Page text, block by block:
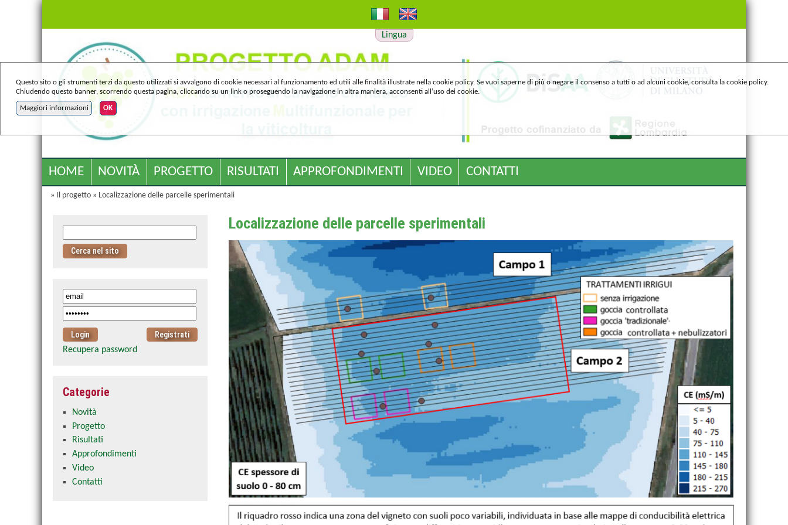
Lingua
HOME NOVITÀ PROGETTO RISULTATI APPROFONDIMENTI VIDEO CONTATTI
» Il progetto » Localizzazione delle parcelle sperimentali
Localizzazione delle parcelle sperimentali
Recupera password
Categorie
Novità
Progetto
Risultati
Approfondimenti
Video
Contatti
Questo sito o gli strumenti terzi da questo utilizzati si avvalgono di cookie necessari al funzionamento ed utili alle finalità illustrate nella cookie policy. Se vuoi saperne di più o negare il consenso a tutti o ad alcuni cookie, consulta la cookie policy.
Chiudendo questo banner, scorrendo questa pagina, cliccando su un link o proseguendo la navigazione in altra maniera, acconsenti all’uso dei cookie.
Maggiori informazioni OK